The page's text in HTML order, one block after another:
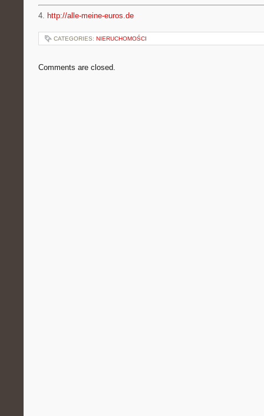
4. http://alle-meine-euros.de
CATEGORIES: NIERUCHOMOŚCI
Comments are closed.